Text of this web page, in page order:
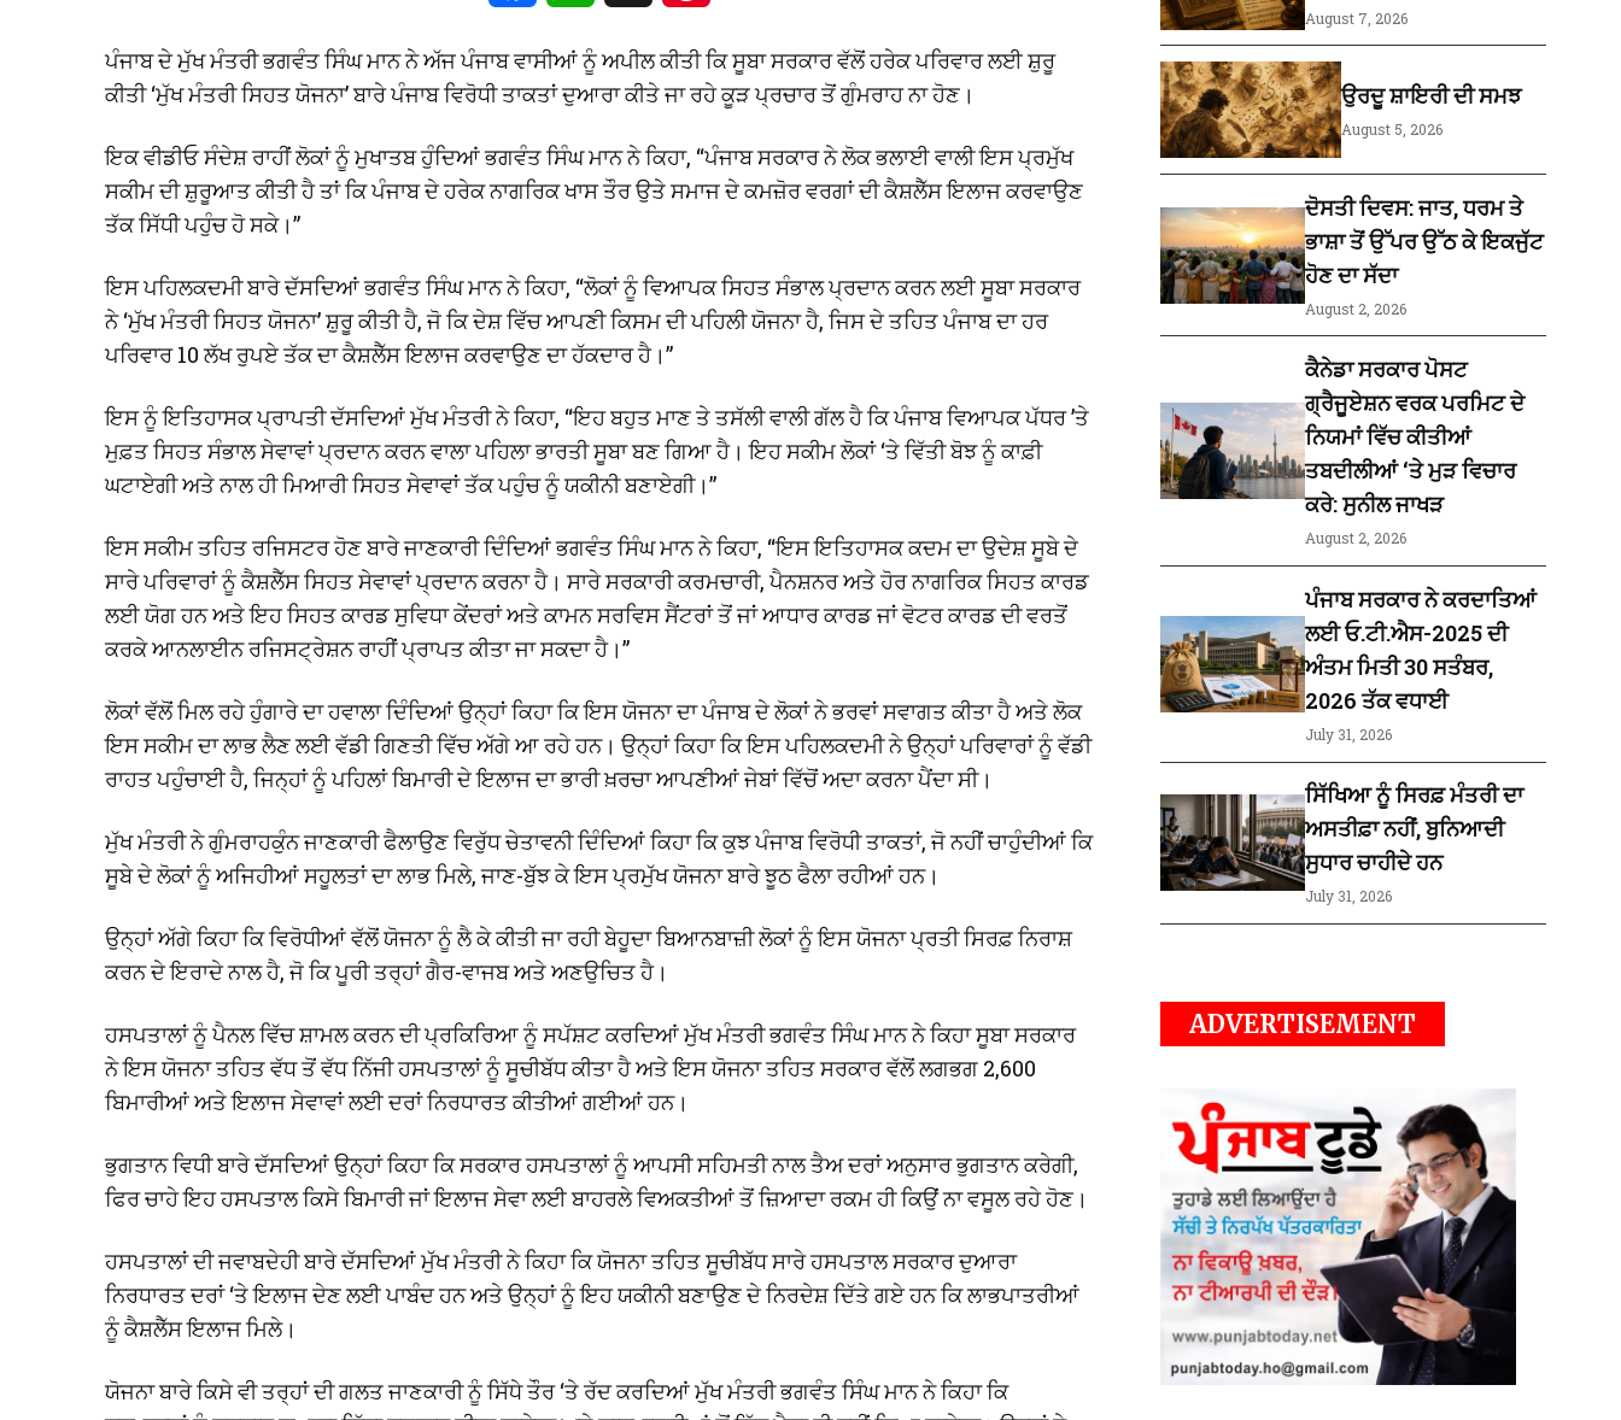
ਪੰਜਾਬ ਦੇ ਮੁੱਖ ਮੰਤਰੀ ਭਗਵੰਤ ਸਿੰਘ ਮਾਨ ਨੇ ਅੱਜ ਪੰਜਾਬ ਵਾਸੀਆਂ ਨੂੰ ਅਪੀਲ ਕੀਤੀ ਕਿ ਸੂਬਾ ਸਰਕਾਰ ਵੱਲੋਂ ਹਰੇਕ ਪਰਿਵਾਰ ਲਈ ਸ਼ੁਰੂ
ਕੀਤੀ ‘ਮੁੱਖ ਮੰਤਰੀ ਸਿਹਤ ਯੋਜਨਾ’ ਬਾਰੇ ਪੰਜਾਬ ਵਿਰੋਧੀ ਤਾਕਤਾਂ ਦੁਆਰਾ ਕੀਤੇ ਜਾ ਰਹੇ ਕੂੜ ਪ੍ਰਚਾਰ ਤੋਂ ਗੁੰਮਰਾਹ ਨਾ ਹੋਣ।
ਇਕ ਵੀਡੀਓ ਸੰਦੇਸ਼ ਰਾਹੀਂ ਲੋਕਾਂ ਨੂੰ ਮੁਖਾਤਬ ਹੁੰਦਿਆਂ ਭਗਵੰਤ ਸਿੰਘ ਮਾਨ ਨੇ ਕਿਹਾ, “ਪੰਜਾਬ ਸਰਕਾਰ ਨੇ ਲੋਕ ਭਲਾਈ ਵਾਲੀ ਇਸ ਪ੍ਰਮੁੱਖ
ਸਕੀਮ ਦੀ ਸ਼ੁਰੂਆਤ ਕੀਤੀ ਹੈ ਤਾਂ ਕਿ ਪੰਜਾਬ ਦੇ ਹਰੇਕ ਨਾਗਰਿਕ ਖਾਸ ਤੌਰ ਉਤੇ ਸਮਾਜ ਦੇ ਕਮਜ਼ੋਰ ਵਰਗਾਂ ਦੀ ਕੈਸ਼ਲੈੱਸ ਇਲਾਜ ਕਰਵਾਉਣ
ਤੱਕ ਸਿੱਧੀ ਪਹੁੰਚ ਹੋ ਸਕੇ।”
ਇਸ ਪਹਿਲਕਦਮੀ ਬਾਰੇ ਦੱਸਦਿਆਂ ਭਗਵੰਤ ਸਿੰਘ ਮਾਨ ਨੇ ਕਿਹਾ, “ਲੋਕਾਂ ਨੂੰ ਵਿਆਪਕ ਸਿਹਤ ਸੰਭਾਲ ਪ੍ਰਦਾਨ ਕਰਨ ਲਈ ਸੂਬਾ ਸਰਕਾਰ
ਨੇ ‘ਮੁੱਖ ਮੰਤਰੀ ਸਿਹਤ ਯੋਜਨਾ’ ਸ਼ੁਰੂ ਕੀਤੀ ਹੈ, ਜੋ ਕਿ ਦੇਸ਼ ਵਿੱਚ ਆਪਣੀ ਕਿਸਮ ਦੀ ਪਹਿਲੀ ਯੋਜਨਾ ਹੈ, ਜਿਸ ਦੇ ਤਹਿਤ ਪੰਜਾਬ ਦਾ ਹਰ
ਪਰਿਵਾਰ 10 ਲੱਖ ਰੁਪਏ ਤੱਕ ਦਾ ਕੈਸ਼ਲੈੱਸ ਇਲਾਜ ਕਰਵਾਉਣ ਦਾ ਹੱਕਦਾਰ ਹੈ।”
ਇਸ ਨੂੰ ਇਤਿਹਾਸਕ ਪ੍ਰਾਪਤੀ ਦੱਸਦਿਆਂ ਮੁੱਖ ਮੰਤਰੀ ਨੇ ਕਿਹਾ, “ਇਹ ਬਹੁਤ ਮਾਣ ਤੇ ਤਸੱਲੀ ਵਾਲੀ ਗੱਲ ਹੈ ਕਿ ਪੰਜਾਬ ਵਿਆਪਕ ਪੱਧਰ ’ਤੇ
ਮੁਫ਼ਤ ਸਿਹਤ ਸੰਭਾਲ ਸੇਵਾਵਾਂ ਪ੍ਰਦਾਨ ਕਰਨ ਵਾਲਾ ਪਹਿਲਾ ਭਾਰਤੀ ਸੂਬਾ ਬਣ ਗਿਆ ਹੈ। ਇਹ ਸਕੀਮ ਲੋਕਾਂ ‘ਤੇ ਵਿੱਤੀ ਬੋਝ ਨੂੰ ਕਾਫ਼ੀ
ਘਟਾਏਗੀ ਅਤੇ ਨਾਲ ਹੀ ਮਿਆਰੀ ਸਿਹਤ ਸੇਵਾਵਾਂ ਤੱਕ ਪਹੁੰਚ ਨੂੰ ਯਕੀਨੀ ਬਣਾਏਗੀ।”
ਇਸ ਸਕੀਮ ਤਹਿਤ ਰਜਿਸਟਰ ਹੋਣ ਬਾਰੇ ਜਾਣਕਾਰੀ ਦਿੰਦਿਆਂ ਭਗਵੰਤ ਸਿੰਘ ਮਾਨ ਨੇ ਕਿਹਾ, “ਇਸ ਇਤਿਹਾਸਕ ਕਦਮ ਦਾ ਉਦੇਸ਼ ਸੂਬੇ ਦੇ
ਸਾਰੇ ਪਰਿਵਾਰਾਂ ਨੂੰ ਕੈਸ਼ਲੈੱਸ ਸਿਹਤ ਸੇਵਾਵਾਂ ਪ੍ਰਦਾਨ ਕਰਨਾ ਹੈ। ਸਾਰੇ ਸਰਕਾਰੀ ਕਰਮਚਾਰੀ, ਪੈਨਸ਼ਨਰ ਅਤੇ ਹੋਰ ਨਾਗਰਿਕ ਸਿਹਤ ਕਾਰਡ
ਲਈ ਯੋਗ ਹਨ ਅਤੇ ਇਹ ਸਿਹਤ ਕਾਰਡ ਸੁਵਿਧਾ ਕੇਂਦਰਾਂ ਅਤੇ ਕਾਮਨ ਸਰਵਿਸ ਸੈਂਟਰਾਂ ਤੋਂ ਜਾਂ ਆਧਾਰ ਕਾਰਡ ਜਾਂ ਵੋਟਰ ਕਾਰਡ ਦੀ ਵਰਤੋਂ
ਕਰਕੇ ਆਨਲਾਈਨ ਰਜਿਸਟ੍ਰੇਸ਼ਨ ਰਾਹੀਂ ਪ੍ਰਾਪਤ ਕੀਤਾ ਜਾ ਸਕਦਾ ਹੈ।”
ਲੋਕਾਂ ਵੱਲੋਂ ਮਿਲ ਰਹੇ ਹੁੰਗਾਰੇ ਦਾ ਹਵਾਲਾ ਦਿੰਦਿਆਂ ਉਨ੍ਹਾਂ ਕਿਹਾ ਕਿ ਇਸ ਯੋਜਨਾ ਦਾ ਪੰਜਾਬ ਦੇ ਲੋਕਾਂ ਨੇ ਭਰਵਾਂ ਸਵਾਗਤ ਕੀਤਾ ਹੈ ਅਤੇ ਲੋਕ
ਇਸ ਸਕੀਮ ਦਾ ਲਾਭ ਲੈਣ ਲਈ ਵੱਡੀ ਗਿਣਤੀ ਵਿੱਚ ਅੱਗੇ ਆ ਰਹੇ ਹਨ। ਉਨ੍ਹਾਂ ਕਿਹਾ ਕਿ ਇਸ ਪਹਿਲਕਦਮੀ ਨੇ ਉਨ੍ਹਾਂ ਪਰਿਵਾਰਾਂ ਨੂੰ ਵੱਡੀ
ਰਾਹਤ ਪਹੁੰਚਾਈ ਹੈ, ਜਿਨ੍ਹਾਂ ਨੂੰ ਪਹਿਲਾਂ ਬਿਮਾਰੀ ਦੇ ਇਲਾਜ ਦਾ ਭਾਰੀ ਖ਼ਰਚਾ ਆਪਣੀਆਂ ਜੇਬਾਂ ਵਿੱਚੋਂ ਅਦਾ ਕਰਨਾ ਪੈਂਦਾ ਸੀ।
ਮੁੱਖ ਮੰਤਰੀ ਨੇ ਗੁੰਮਰਾਹਕੁੰਨ ਜਾਣਕਾਰੀ ਫੈਲਾਉਣ ਵਿਰੁੱਧ ਚੇਤਾਵਨੀ ਦਿੰਦਿਆਂ ਕਿਹਾ ਕਿ ਕੁਝ ਪੰਜਾਬ ਵਿਰੋਧੀ ਤਾਕਤਾਂ, ਜੋ ਨਹੀਂ ਚਾਹੁੰਦੀਆਂ ਕਿ
ਸੂਬੇ ਦੇ ਲੋਕਾਂ ਨੂੰ ਅਜਿਹੀਆਂ ਸਹੂਲਤਾਂ ਦਾ ਲਾਭ ਮਿਲੇ, ਜਾਣ-ਬੁੱਝ ਕੇ ਇਸ ਪ੍ਰਮੁੱਖ ਯੋਜਨਾ ਬਾਰੇ ਝੂਠ ਫੈਲਾ ਰਹੀਆਂ ਹਨ।
ਉਨ੍ਹਾਂ ਅੱਗੇ ਕਿਹਾ ਕਿ ਵਿਰੋਧੀਆਂ ਵੱਲੋਂ ਯੋਜਨਾ ਨੂੰ ਲੈ ਕੇ ਕੀਤੀ ਜਾ ਰਹੀ ਬੇਹੂਦਾ ਬਿਆਨਬਾਜ਼ੀ ਲੋਕਾਂ ਨੂੰ ਇਸ ਯੋਜਨਾ ਪ੍ਰਤੀ ਸਿਰਫ਼ ਨਿਰਾਸ਼
ਕਰਨ ਦੇ ਇਰਾਦੇ ਨਾਲ ਹੈ, ਜੋ ਕਿ ਪੂਰੀ ਤਰ੍ਹਾਂ ਗੈਰ-ਵਾਜਬ ਅਤੇ ਅਣਉਚਿਤ ਹੈ।
ਹਸਪਤਾਲਾਂ ਨੂੰ ਪੈਨਲ ਵਿੱਚ ਸ਼ਾਮਲ ਕਰਨ ਦੀ ਪ੍ਰਕਿਰਿਆ ਨੂੰ ਸਪੱਸ਼ਟ ਕਰਦਿਆਂ ਮੁੱਖ ਮੰਤਰੀ ਭਗਵੰਤ ਸਿੰਘ ਮਾਨ ਨੇ ਕਿਹਾ ਸੂਬਾ ਸਰਕਾਰ
ਨੇ ਇਸ ਯੋਜਨਾ ਤਹਿਤ ਵੱਧ ਤੋਂ ਵੱਧ ਨਿੱਜੀ ਹਸਪਤਾਲਾਂ ਨੂੰ ਸੂਚੀਬੱਧ ਕੀਤਾ ਹੈ ਅਤੇ ਇਸ ਯੋਜਨਾ ਤਹਿਤ ਸਰਕਾਰ ਵੱਲੋਂ ਲਗਭਗ 2,600
ਬਿਮਾਰੀਆਂ ਅਤੇ ਇਲਾਜ ਸੇਵਾਵਾਂ ਲਈ ਦਰਾਂ ਨਿਰਧਾਰਤ ਕੀਤੀਆਂ ਗਈਆਂ ਹਨ।
ਭੁਗਤਾਨ ਵਿਧੀ ਬਾਰੇ ਦੱਸਦਿਆਂ ਉਨ੍ਹਾਂ ਕਿਹਾ ਕਿ ਸਰਕਾਰ ਹਸਪਤਾਲਾਂ ਨੂੰ ਆਪਸੀ ਸਹਿਮਤੀ ਨਾਲ ਤੈਅ ਦਰਾਂ ਅਨੁਸਾਰ ਭੁਗਤਾਨ ਕਰੇਗੀ,
ਫਿਰ ਚਾਹੇ ਇਹ ਹਸਪਤਾਲ ਕਿਸੇ ਬਿਮਾਰੀ ਜਾਂ ਇਲਾਜ ਸੇਵਾ ਲਈ ਬਾਹਰਲੇ ਵਿਅਕਤੀਆਂ ਤੋਂ ਜ਼ਿਆਦਾ ਰਕਮ ਹੀ ਕਿਉਂ ਨਾ ਵਸੂਲ ਰਹੇ ਹੋਣ।
ਹਸਪਤਾਲਾਂ ਦੀ ਜਵਾਬਦੇਹੀ ਬਾਰੇ ਦੱਸਦਿਆਂ ਮੁੱਖ ਮੰਤਰੀ ਨੇ ਕਿਹਾ ਕਿ ਯੋਜਨਾ ਤਹਿਤ ਸੂਚੀਬੱਧ ਸਾਰੇ ਹਸਪਤਾਲ ਸਰਕਾਰ ਦੁਆਰਾ
ਨਿਰਧਾਰਤ ਦਰਾਂ ‘ਤੇ ਇਲਾਜ ਦੇਣ ਲਈ ਪਾਬੰਦ ਹਨ ਅਤੇ ਉਨ੍ਹਾਂ ਨੂੰ ਇਹ ਯਕੀਨੀ ਬਣਾਉਣ ਦੇ ਨਿਰਦੇਸ਼ ਦਿੱਤੇ ਗਏ ਹਨ ਕਿ ਲਾਭਪਾਤਰੀਆਂ
ਨੂੰ ਕੈਸ਼ਲੈੱਸ ਇਲਾਜ ਮਿਲੇ।
ਯੋਜਨਾ ਬਾਰੇ ਕਿਸੇ ਵੀ ਤਰ੍ਹਾਂ ਦੀ ਗਲਤ ਜਾਣਕਾਰੀ ਨੂੰ ਸਿੱਧੇ ਤੌਰ ‘ਤੇ ਰੱਦ ਕਰਦਿਆਂ ਮੁੱਖ ਮੰਤਰੀ ਭਗਵੰਤ ਸਿੰਘ ਮਾਨ ਨੇ ਕਿਹਾ ਕਿ
August 7, 2026
ਉਰਦੂ ਸ਼ਾਇਰੀ ਦੀ ਸਮਝ
August 5, 2026
ਦੋਸਤੀ ਦਿਵਸ: ਜਾਤ, ਧਰਮ ਤੇ
ਭਾਸ਼ਾ ਤੋਂ ਉੱਪਰ ਉੱਠ ਕੇ ਇਕਜੁੱਟ
ਹੋਣ ਦਾ ਸੱਦਾ
August 2, 2026
ਕੈਨੇਡਾ ਸਰਕਾਰ ਪੋਸਟ
ਗ੍ਰੈਜੂਏਸ਼ਨ ਵਰਕ ਪਰਮਿਟ ਦੇ
ਨਿਯਮਾਂ ਵਿੱਚ ਕੀਤੀਆਂ
ਤਬਦੀਲੀਆਂ ‘ਤੇ ਮੁੜ ਵਿਚਾਰ
ਕਰੇ: ਸੁਨੀਲ ਜਾਖੜ
August 2, 2026
ਪੰਜਾਬ ਸਰਕਾਰ ਨੇ ਕਰਦਾਤਿਆਂ
ਲਈ ਓ.ਟੀ.ਐਸ-2025 ਦੀ
ਅੰਤਮ ਮਿਤੀ 30 ਸਤੰਬਰ,
2026 ਤੱਕ ਵਧਾਈ
July 31, 2026
ਸਿੱਖਿਆ ਨੂੰ ਸਿਰਫ਼ ਮੰਤਰੀ ਦਾ
ਅਸਤੀਫ਼ਾ ਨਹੀਂ, ਬੁਨਿਆਦੀ
ਸੁਧਾਰ ਚਾਹੀਦੇ ਹਨ
July 31, 2026
ADVERTISEMENT